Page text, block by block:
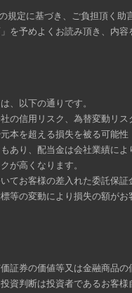
定に基づき、ご負担頂く助
を予めよくお読み頂き、内
、以下の通りです。
の信用リスク、為替変動リ
本を超える損失を被る可能
あり、配当金は会社業績に
が高くなります。
てお客様の差入れた委託保
等の変動により損失の額が
証券の価値等又は金融商品
資判断は投資者であるお客様